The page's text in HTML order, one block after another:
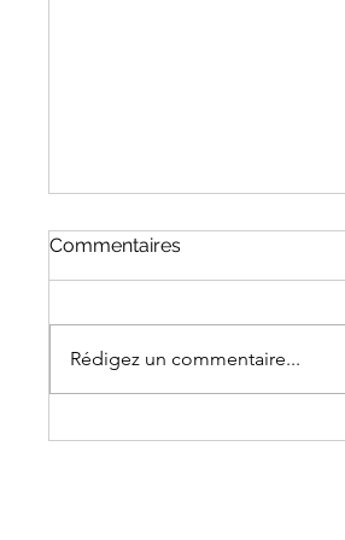
Vidéo News été 2026
Commentaires
Rédigez un commentaire...